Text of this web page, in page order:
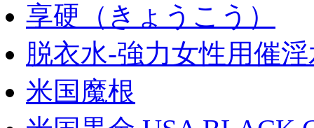
享硬（きょうこう）
脱衣水-強力女性用催
米国魔根